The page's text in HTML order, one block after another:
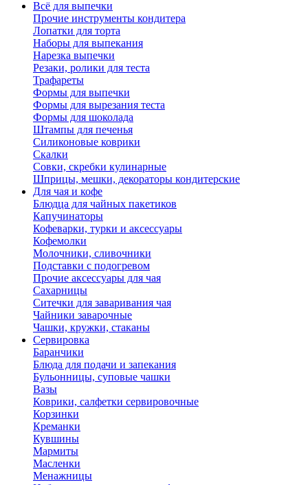
Всё для выпечки
Прочие инструменты кондитера
Лопатки для торта
Наборы для выпекания
Нарезка выпечки
Резаки, ролики для теста
Трафареты
Формы для выпечки
Формы для вырезания теста
Формы для шоколада
Штампы для печенья
Силиконовые коврики
Скалки
Совки, скребки кулинарные
Шприцы, мешки, декораторы кондитерские
Для чая и кофе
Блюдца для чайных пакетиков
Капучинаторы
Кофеварки, турки и аксессуары
Кофемолки
Молочники, сливочники
Подставки с подогревом
Прочие аксессуары для чая
Сахарницы
Ситечки для заваривания чая
Чайники заварочные
Чашки, кружки, стаканы
Сервировка
Баранчики
Блюда для подачи и запекания
Бульонницы, суповые чашки
Вазы
Коврики, салфетки сервировочные
Корзинки
Креманки
Кувшины
Мармиты
Масленки
Менажницы